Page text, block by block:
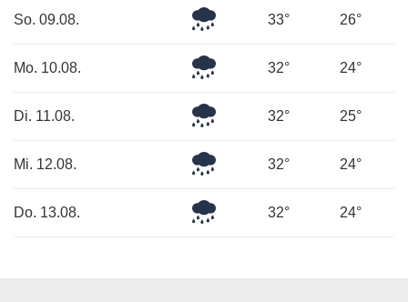
So. 09.08.
Mäßiger33° 26°
Mo. 10.08. 32° 24°
Di. 11.08. 32° 25°
Mi. 12.08. 32° 24°
Do. 13.08.
Mäßiger32° 24°